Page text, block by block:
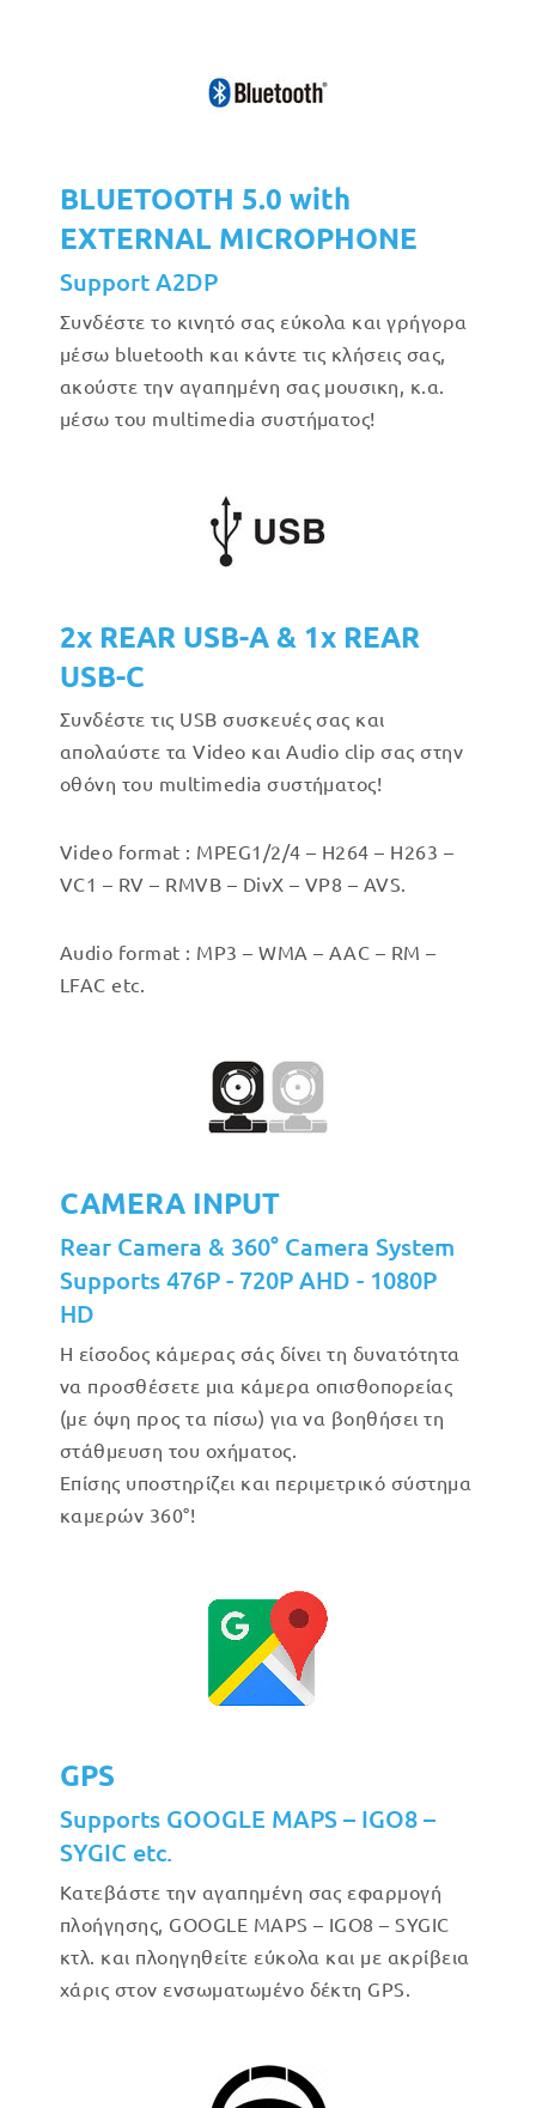
BLUETOOTH 5.0 with
EXTERNAL MICROPHONE
Support A2DP
Συνδέστε το κινητό σας εύκολα και γρήγορα
μέσω bluetooth και κάντε τις κλήσεις σας,
ακούστε την αγαπημένη σας μουσικη, κ.α.
μέσω του multimedia συστήματος!
2x REAR USB-A & 1x REAR
USB-C
Συνδέστε τις USB συσκευές σας και
απολαύστε τα Video και Audio clip σας στην
οθόνη του multimedia συστήματος!
Video format : MPEG1/2/4 – H264 – H263 –
VC1 – RV – RMVB – DivX – VP8 – AVS.
Audio format : MP3 – WMA – AAC – RM –
LFAC etc.
CAMERA INPUT
Rear Camera & 360° Camera System
Supports 476P - 720P AHD - 1080P
HD
Η είσοδος κάμερας σάς δίνει τη δυνατότητα
να προσθέσετε μια κάμερα οπισθοπορείας
(με όψη προς τα πίσω) για να βοηθήσει τη
στάθμευση του οχήματος.
Επίσης υποστηρίζει και περιμετρικό σύστημα
καμερών 360°!
GPS
Supports GOOGLE MAPS – IGO8 –
SYGIC etc.
Κατεβάστε την αγαπημένη σας εφαρμογή
πλοήγησης, GOOGLE MAPS – IGO8 – SYGIC
κτλ. και πλοηγηθείτε εύκολα και με ακρίβεια
χάρις στον ενσωματωμένο δέκτη GPS.